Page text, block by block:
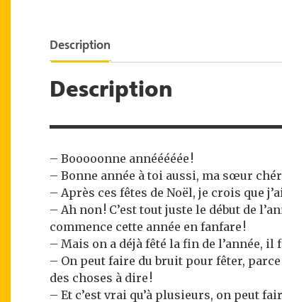
Description
Description
– Booooonne annééééée !
– Bonne année à toi aussi, ma sœur
– Après ces fêtes de Noël, je crois que
– Ah non ! C’est tout juste le début de
commence cette année en fanfare !
– Mais on a déjà fêté la fin de l’année, il
– On peut faire du bruit pour fêter,
des choses à dire !
– Et c’est vrai qu’à plusieurs, on peut